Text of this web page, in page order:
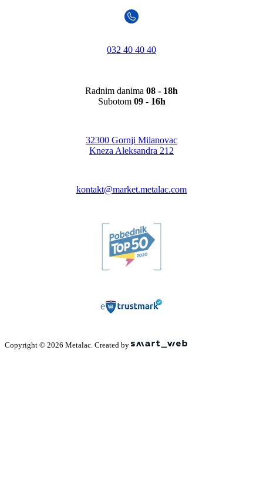
032 40 40 40
Radnim danima 08 - 18h
Subotom 09 - 16h
32300 Gornji Milanovac
Kneza Aleksandra 212
kontakt@market.metalac.com
Copyright © 2026 Metalac. Created by